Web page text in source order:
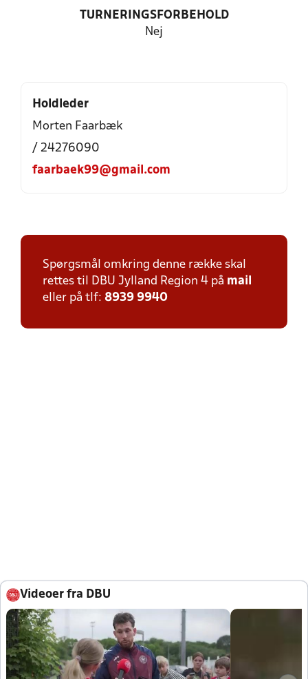
TURNERINGSFORBEHOLD
Nej
Holdleder
Morten Faarbæk
/ 24276090
faarbaek99@gmail.com
Spørgsmål omkring denne række skal
rettes til DBU Jylland Region 4 på mail
eller på tlf: 8939 9940
Videoer fra DBU